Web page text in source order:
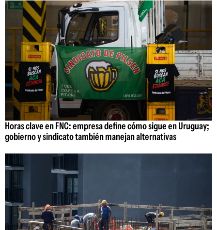
Horas clave en FNC: empresa define cómo sigue en Uruguay;
gobierno y sindicato también manejan alternativas